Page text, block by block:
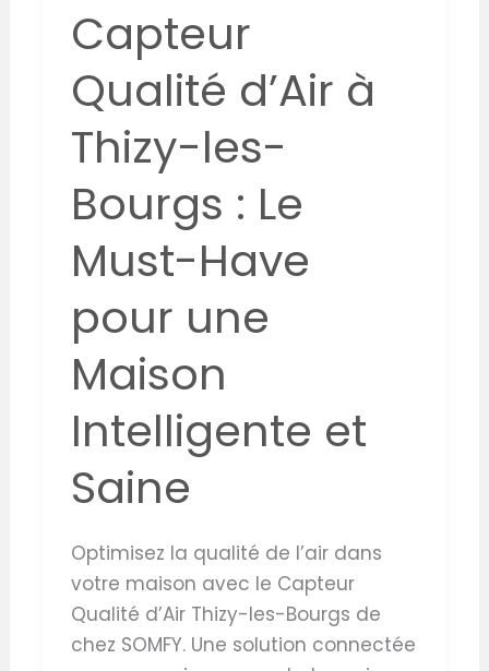
Capteur
Qualité d’Air à
Thizy-les-
Bourgs : Le
Must-Have
pour une
Maison
Intelligente et
Saine
Optimisez la qualité de l’air dans
votre maison avec le Capteur
Qualité d’Air Thizy-les-Bourgs de
chez SOMFY. Une solution connectée
Le
Must-
Have
pour
une
Maison
Intelligente
et
Saine